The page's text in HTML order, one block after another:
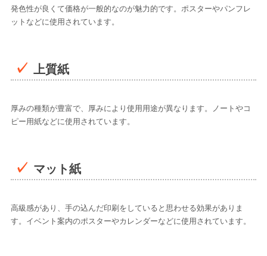
発色性が良くて価格が一般的なのが魅力的です。ポスターやパンフレ
ットなどに使用されています。
上質紙
厚みの種類が豊富で、厚みにより使用用途が異なります。ノートやコ
ピー用紙などに使用されています。
マット紙
高級感があり、手の込んだ印刷をしていると思わせる効果がありま
す。イベント案内のポスターやカレンダーなどに使用されています。